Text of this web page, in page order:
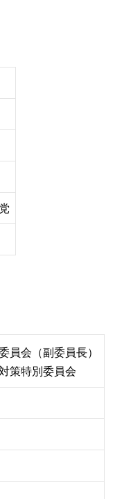
員会（副委員長）
策特別委員会